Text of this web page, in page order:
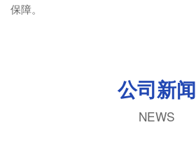
保障。
公司新闻
NEWS